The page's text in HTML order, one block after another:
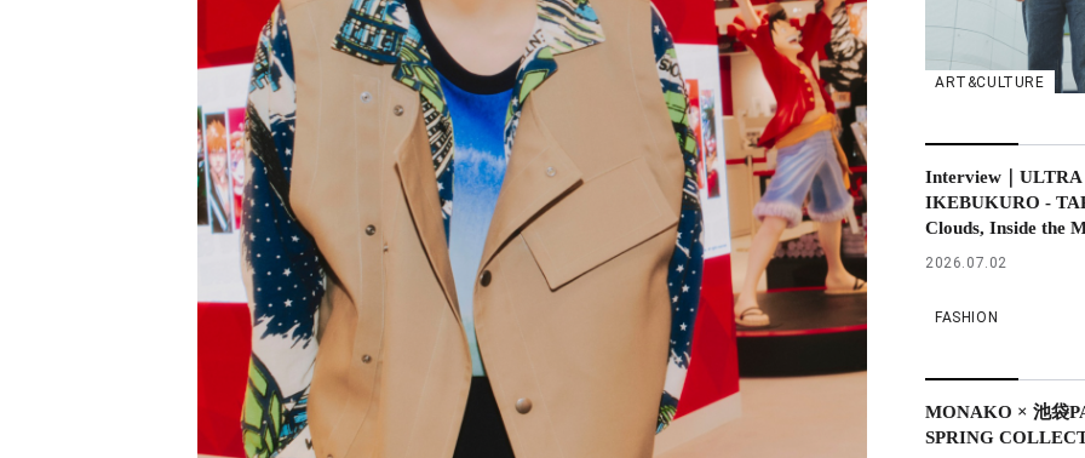
ART&CULTURE
Interview｜
IKEBUKURO -
Clouds, Inside the
2026.07.02
FASHION
MONAKO × 池袋
SPRING